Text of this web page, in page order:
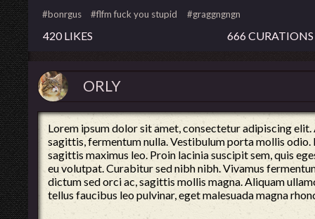
#bonrgus #flfm fuck you stupid #graggngngn
420 LIKES 666 CURATIONS
ORLY
Lorem ipsum dolor sit amet, consectetur adipiscing
sagittis, fermentum nulla. Vestibulum porta mollis odio.
sagittis maximus leo. Proin lacinia suscipit sem, quis
eu volutpat. Curabitur sed nibh nibh. Vivamus
dictum sed orci ac, sagittis mollis magna. Aliquam
tellus faucibus leo pulvinar, eget malesuada magna